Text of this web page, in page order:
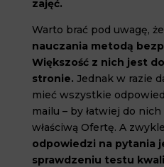
zajęć.
Warto brać pod uwagę, że
nauczania metodą
Większość z nich jest
stronie. Jednak w razie
mieć wszystkie
mailu – by łatwiej do
właściwą Ofertę. A
odpowiedzi na pytania
sprawdzeniu testu